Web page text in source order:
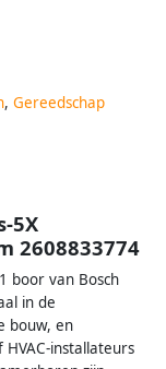
, Gereedschap
5X
2608833774
boor van Bosch
in de
bouw, en
installateurs